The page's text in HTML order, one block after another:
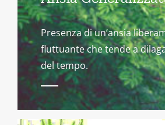
Presenza di un’ansia
fluttuante che tende a
del tempo.